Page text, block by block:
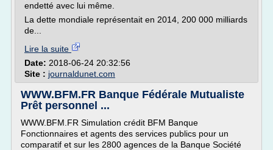
endetté avec lui même.
La dette mondiale représentait en 2014, 200 000 milliards
de...
Lire la suite
Date: 2018-06-24 20:32:56
Site : journaldunet.com
WWW.BFM.FR Banque Fédérale Mutualiste
Prêt personnel ...
WWW.BFM.FR Simulation crédit BFM Banque
Fonctionnaires et agents des services publics pour un
comparatif et sur les 2800 agences de la Banque Société